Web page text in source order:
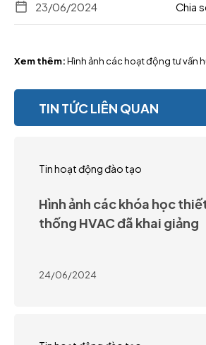
23/06/2024 Chia
Xem thêm:Hình ảnh các hoạt động tư vấn
TIN TỨC LIÊN QUAN
Tin hoạt động đào tạo
Hình ảnh các khóa học
thống HVAC đã khai giảng
24/06/2024